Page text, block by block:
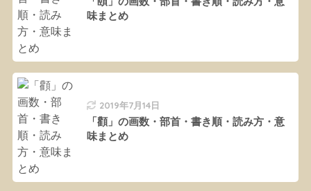
味まとめ
2019年7月14日
「顴」の画数・部首・書き順・読み方・意
味まとめ